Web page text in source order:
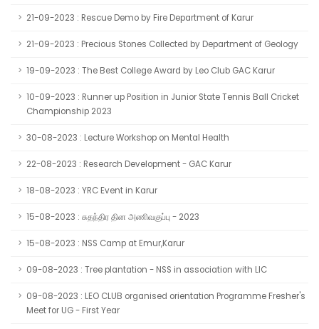
21-09-2023 : Rescue Demo by Fire Department of Karur
21-09-2023 : Precious Stones Collected by Department of Geology
19-09-2023 : The Best College Award by Leo Club GAC Karur
10-09-2023 : Runner up Position in Junior State Tennis Ball Cricket
Championship 2023
30-08-2023 : Lecture Workshop on Mental Health
22-08-2023 : Research Development - GAC Karur
18-08-2023 : YRC Event in Karur
15-08-2023 : சுதந்திர தின அணிவகுப்பு - 2023
15-08-2023 : NSS Camp at Emur,Karur
09-08-2023 : Tree plantation - NSS in association with LIC
09-08-2023 : LEO CLUB organised orientation Programme Fresher's
Meet for UG - First Year